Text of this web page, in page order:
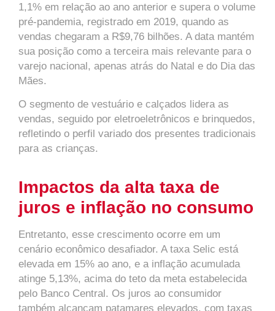
1,1% em relação ao ano anterior e supera o volume
pré-pandemia, registrado em 2019, quando as
vendas chegaram a R$9,76 bilhões. A data mantém
sua posição como a terceira mais relevante para o
varejo nacional, apenas atrás do Natal e do Dia das
Mães.
O segmento de vestuário e calçados lidera as
vendas, seguido por eletroeletrônicos e brinquedos,
refletindo o perfil variado dos presentes tradicionais
para as crianças.
Impactos da alta taxa de
juros e inflação no consumo
Entretanto, esse crescimento ocorre em um
cenário econômico desafiador. A taxa Selic está
elevada em 15% ao ano, e a inflação acumulada
atinge 5,13%, acima do teto da meta estabelecida
pelo Banco Central. Os juros ao consumidor
também alcançam patamares elevados, com taxas